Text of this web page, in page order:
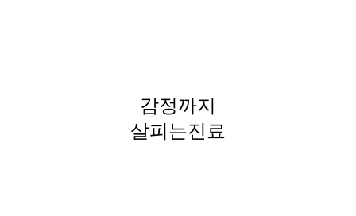
감정까지
살피는진료